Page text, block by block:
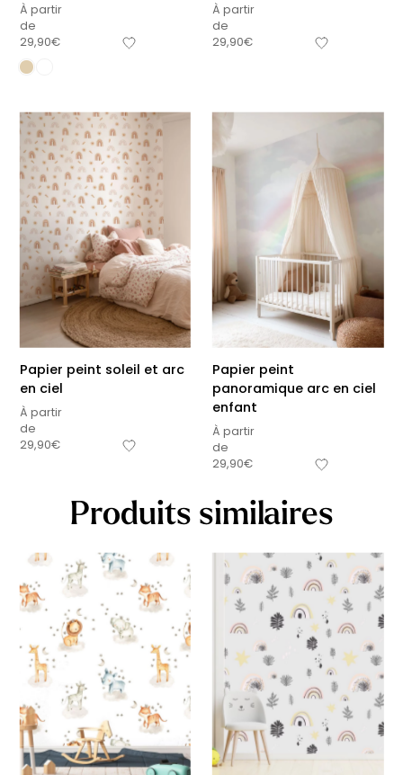
À partir
de
29,90€
À partir
de
29,90€
Papier peint soleil et arc
en ciel
À partir
de
29,90€
Papier peint
panoramique arc en ciel
enfant
À partir
de
29,90€
Produits similaires